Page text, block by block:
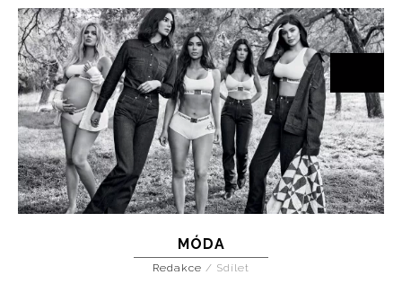
INFORMACE
REDAKCE
MÓDA
Redakce / Sdílet